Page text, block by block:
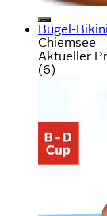
Bügel-
Chiemsee
Aktueller
(6)